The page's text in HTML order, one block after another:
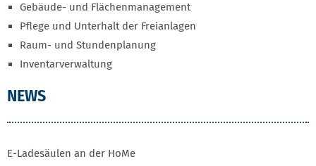
Gebäude- und Flächenmanagement
Pflege und Unterhalt der Freianlagen
Raum- und Stundenplanung
Inventarverwaltung
NEWS
E-Ladesäulen an der HoMe